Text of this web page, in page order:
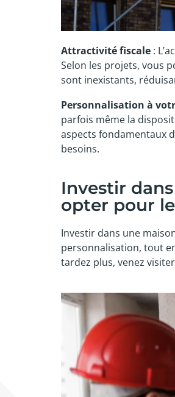
Attractivité fiscale :
Selon les projets, vous
sont inexistants,
Personnalisation à
parfois même la
aspects fondamentaux
besoins.
Investir
opter pour
Investir dans une
personnalisation, tout
tardez plus, venez